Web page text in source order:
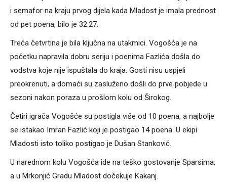
i semafor na kraju prvog dijela kada Mladost je imala prednost
od pet poena, bilo je 32:27.
Treća četvrtina je bila ključna na utakmici. Vogošća je na
početku napravila dobru seriju i poenima Fazlića došla do
vodstva koje nije ispuštala do kraja. Gosti nisu uspjeli
preokrenuti, a domaći su zasluženo došli do prve pobjede u
sezoni nakon poraza u prošlom kolu od Širokog.
Četiri igrača Vogošće su postigla više od 10 poena, a najbolje
se istakao Imran Fazlić koji je postigao 14 poena. U ekipi
Mladosti isto toliko postigao je Dušan Stanković.
U narednom kolu Vogošća ide na teško gostovanje Sparsima,
a u Mrkonjić Gradu Mladost dočekuje Kakanj.